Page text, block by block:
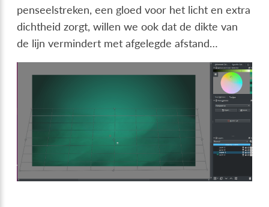
penseelstreken, een gloed voor het licht en extra
dichtheid zorgt, willen we ook dat de dikte van
de lijn vermindert met afgelegde afstand…